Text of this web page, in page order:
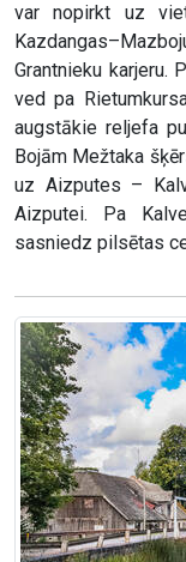
var nopirkt uz
Grantnieku karjeru.
ved pa
augstākie reljefa
Bojām Mežtaka
uz Aizputes –
Aizputei. Pa
sasniedz pilsētas